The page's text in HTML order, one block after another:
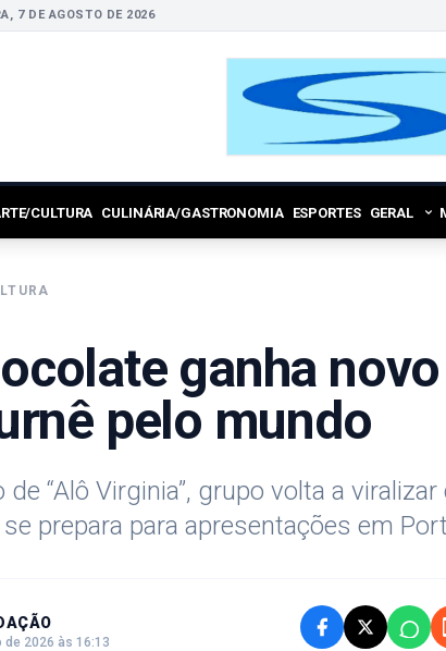
7 DE AGOSTO DE 2026
CULTURA CULINÁRIA/GASTRONOMIA ESPORTES GERAL
ganha
pelo mundo
“Alô Virginia”, grupo volta a viralizar
se prepara para apresentações em
2026 às 16:13